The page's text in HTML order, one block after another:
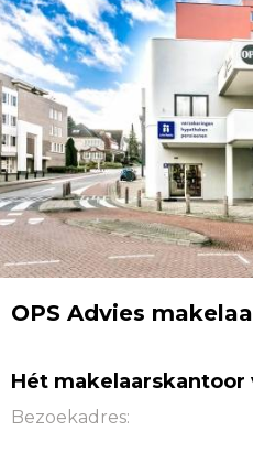
OPS Advies
Hét makelaarskantoor
Bezoekadres: